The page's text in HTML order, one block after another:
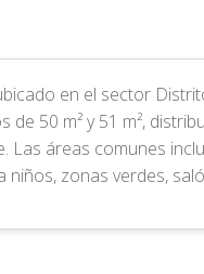
en el sector
50 m² y 51 m²,
áreas comunes
zonas verdes,